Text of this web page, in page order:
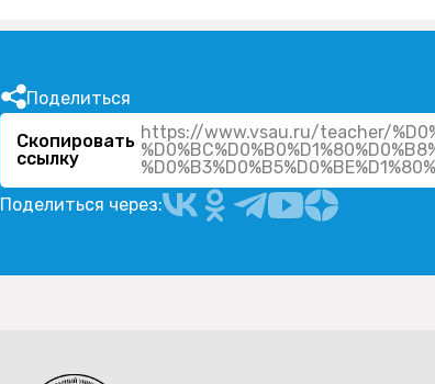
Поделиться
Скопировать
ссылку
https://www.vsau.ru/teacher/
Поделиться через: